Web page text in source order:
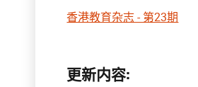
香港教育杂志 - 第23期
更新内容: